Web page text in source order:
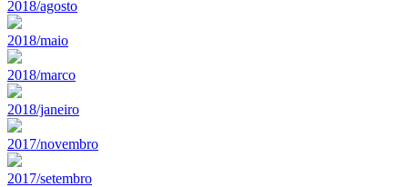
2018/agosto
2018/maio
2018/marco
2018/janeiro
2017/novembro
2017/setembro